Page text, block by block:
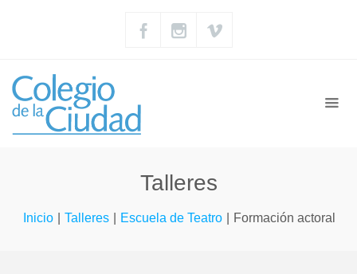
Talleres
Inicio Talleres Escuela de Teatro Formación actoral